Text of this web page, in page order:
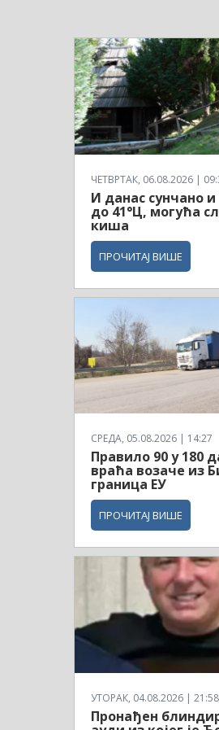
ЧЕТВРТАК, 06.08.2026 |
И данас сунчано
до 41°Ц, могућа
киша
ПРОЧИТАЈ ВИШЕ
СРЕДА, 05.08.2026 | 14:27
Правило 90 у 180
враћа возаче из
граница ЕУ
ПРОЧИТАЈ ВИШЕ
УТОРАК, 04.08.2026 | 21:58
Пронађен